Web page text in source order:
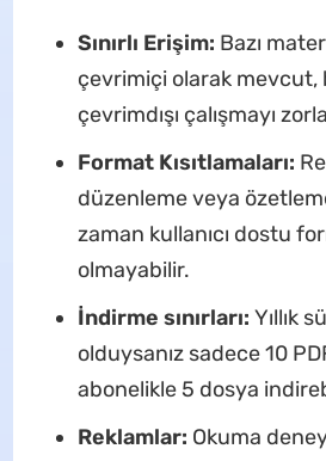
Sınırlı Erişim: Bazı
çevrimiçi olarak mevcut,
çevrimdışı çalışmayı
Format Kısıtlamaları:
düzenleme veya
zaman kullanıcı dostu
olmayabilir.
İndirme sınırları: Yıllık
olduysanız sadece 10
abonelikle 5 dosya
Reklamlar: Okuma